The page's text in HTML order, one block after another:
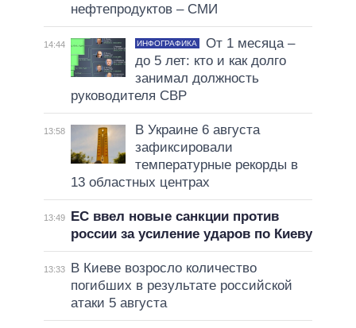
нефтепродуктов – СМИ
14:44 ИНФОГРАФИКА
От 1 месяца –
до 5 лет: кто и как долго
занимал должность
руководителя СВР
13:58
В Украине 6 августа
зафиксировали
температурные рекорды в
13 областных центрах
13:49
ЕС ввел новые санкции против
россии за усиление ударов по Киеву
13:33
В Киеве возросло количество
погибших в результате российской
атаки 5 августа